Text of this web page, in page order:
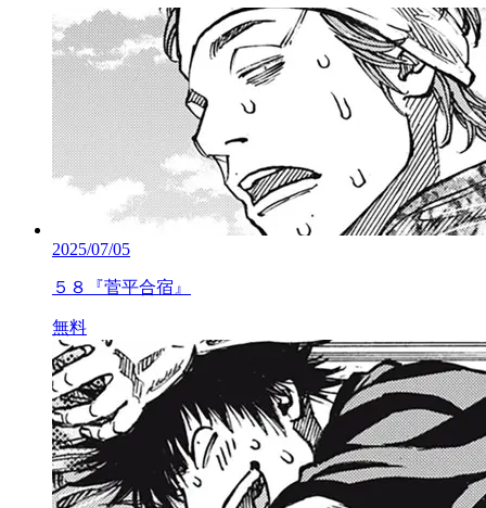
2025/07/05
５８『菅平合宿』
無料